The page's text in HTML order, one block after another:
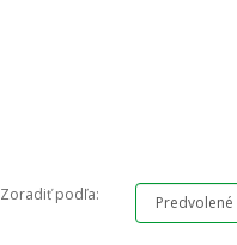
Zoradiť podľa: